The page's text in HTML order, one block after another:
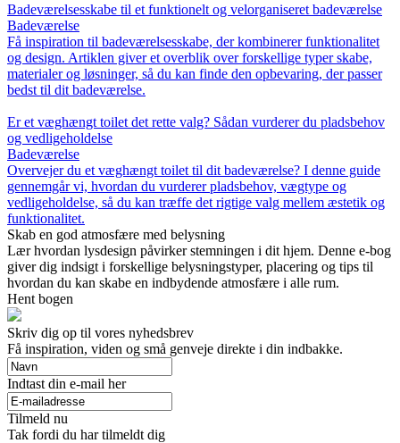
Badeværelsesskabe til et funktionelt og velorganiseret badeværelse
Badeværelse
Få inspiration til badeværelsesskabe, der kombinerer funktionalitet
og design. Artiklen giver et overblik over forskellige typer skabe,
materialer og løsninger, så du kan finde den opbevaring, der passer
bedst til dit badeværelse.
Er et væghængt toilet det rette valg? Sådan vurderer du pladsbehov
og vedligeholdelse
Badeværelse
Overvejer du et væghængt toilet til dit badeværelse? I denne guide
gennemgår vi, hvordan du vurderer pladsbehov, vægtype og
vedligeholdelse, så du kan træffe det rigtige valg mellem æstetik og
funktionalitet.
Skab en god atmosfære med belysning
Lær hvordan lysdesign påvirker stemningen i dit hjem. Denne e-bog
giver dig indsigt i forskellige belysningstyper, placering og tips til
hvordan du kan skabe en indbydende atmosfære i alle rum.
Hent bogen
Skriv dig op til vores nyhedsbrev
Få inspiration, viden og små genveje direkte i din indbakke.
Indtast din e-mail her
Tilmeld nu
Tak fordi du har tilmeldt dig